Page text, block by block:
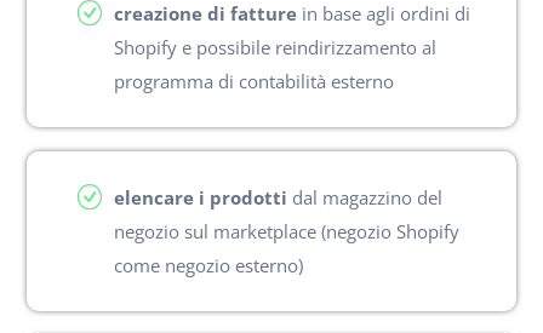
creazione di fatture in base agli ordini di
Shopify e possibile reindirizzamento al
programma di contabilità esterno
elencare i prodotti dal magazzino del
negozio sul marketplace (negozio Shopify
come negozio esterno)